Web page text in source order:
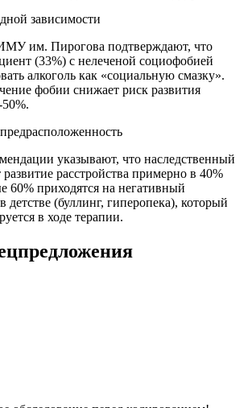
зависимости
им. Пирогова подтверждают, что
(33%) с нелеченой социофобией
алкоголь как «социальную смазку».
фобии снижает риск развития
указывают, что наследственный
развитие расстройства примерно в 40%
60% приходятся на негативный
(буллинг, гиперопека), который
в ходе терапии.